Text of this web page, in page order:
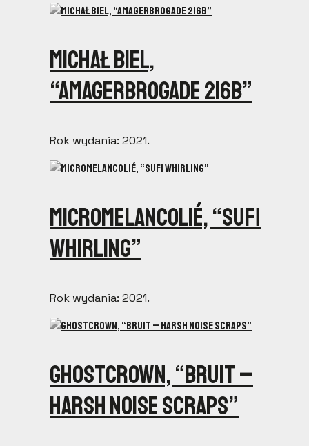
Michał Biel,
“Amagerbrogade 216B”
Rok wydania: 2021.
Micromelancolié, “Sufi
Whirling”
Rok wydania: 2021.
Ghostcrown, “Bruit –
Harsh Noise Scraps”